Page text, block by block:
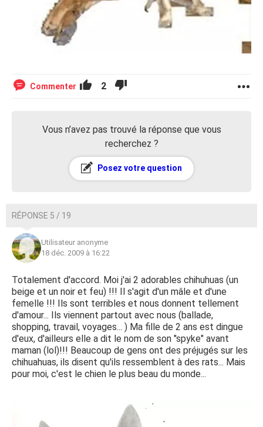
Commenter 2
Vous n’avez pas trouvé la réponse que vous
recherchez ?
Posez votre question
RÉPONSE 5 / 19
Utilisateur anonyme
18 déc. 2009 à 16:22
Totalement d'accord. Moi j'ai 2 adorables chihuhuas (un
beige et un noir et feu) !!! Il s'agit d'un mâle et d'une
femelle !!! Ils sont terribles et nous donnent tellement
d'amour... Ils viennent partout avec nous (ballade,
shopping, travail, voyages... ) Ma fille de 2 ans est dingue
d'eux, d'ailleurs elle a dit le nom de son "spyke" avant
maman (lol)!!! Beaucoup de gens ont des préjugés sur les
chihuahuas, ils disent qu'ils ressemblent à des rats... Mais
pour moi, c'est le chien le plus beau du monde...